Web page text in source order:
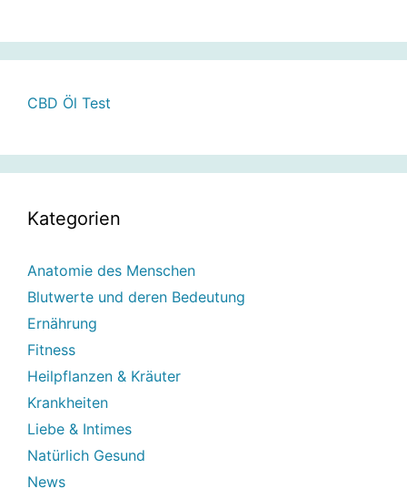
CBD Öl Test
Kategorien
Anatomie des Menschen
Blutwerte und deren Bedeutung
Ernährung
Fitness
Heilpflanzen & Kräuter
Krankheiten
Liebe & Intimes
Natürlich Gesund
News